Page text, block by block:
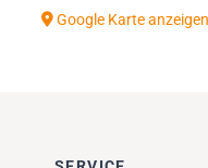
Google Karte anzeigen